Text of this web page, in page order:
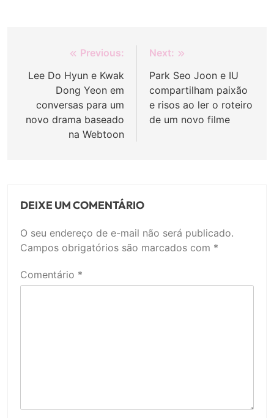
Navegação
de
Post
Previous:
Lee Do Hyun e Kwak
Dong Yeon em
conversas para um
novo drama baseado
na Webtoon
Next:
Park Seo Joon e IU
compartilham paixão
e risos ao ler o roteiro
de um novo filme
DEIXE UM COMENTÁRIO
O seu endereço de e-mail não será publicado.
Campos obrigatórios são marcados com *
Comentário *